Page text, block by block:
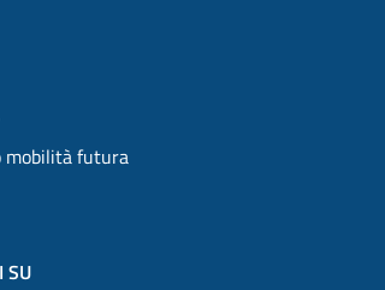
mobilità futura
SU